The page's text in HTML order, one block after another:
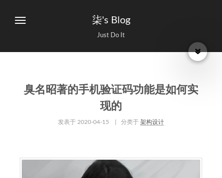
柒's Blog
Just Do It
臭名昭著的手机验证码功能是如何实
现的
发表于 2020-04-15 | 分类于 架构设计